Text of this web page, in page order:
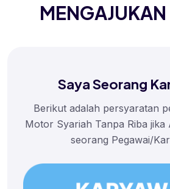
MENGAJUKAN
Saya Seorang
Berikut adalah persyaratan
Motor Syariah Tanpa Riba jika
seorang Pegawai/